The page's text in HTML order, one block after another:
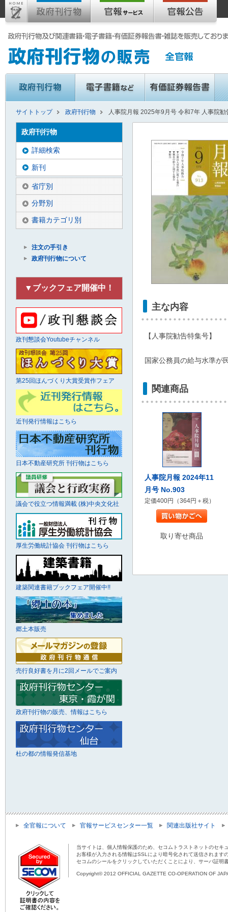
サイトトップ 政府刊行物 人事院月報 2025年9月号 令和7年 人事院勧
主な内容
【人事院勧告特集号】
国家公務員の給与水準が
関連商品
人事院月報 2024年11
月号 No.903
定価400円（364円＋税）
取り寄せ商品
政府刊行物
詳細検索
新刊
省庁別
分野別
書籍カテゴリ別
注文の手引き
政府刊行物について
▼ブックフェア開催中！
政刊懇談会Youtubeチャンネル
第25回ほんづくり大賞受賞作フェア
近刊発行情報はこちら
日本不動産研究所 刊行物はこちら
議会で役立つ情報満載 (株)中央文化社
厚生労働統計協会 刊行物はこちら
建築関連書籍ブックフェア開催中!!
郷土本販売
売行良好書を月に2回メールでご案内
政府刊行物の販売、情報はこちら
杜の都の情報発信基地
全官報について 官報サービスセンター一覧 関連出版社サイト
当サイトは、個人情報保護のため、セコムトラストネットのセキ
お客様が入力される情報はSSLにより暗号化されて送信されま
セコムのシールをクリックしていただくことにより、サーバ証明
Copyright© 2012 OFFICIAL GAZETTE CO-OPERATION OF